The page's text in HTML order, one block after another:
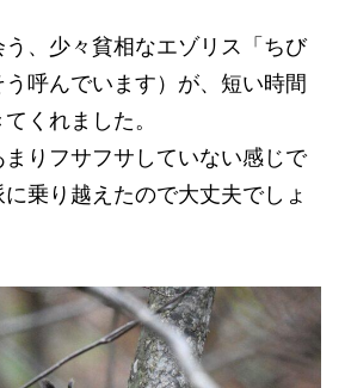
、少々貧相なエゾリス「ちび
呼んでいます）が、短い時間
くれました。
りフサフサしていない感じで
乗り越えたので大丈夫でしょ